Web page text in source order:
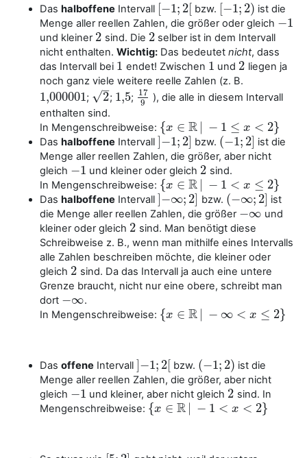
Das halboffene Intervall [−1; 2[
−1;2 [ bzw. [−1; 2)
−1;2 )
ist die
Menge aller reellen Zahlen, die größer oder gleich −1
−1
und kleiner 2
2 sind. Die 2
2 selber ist in dem Intervall
nicht enthalten. Wichtig: Das bedeutet nicht, dass
das Intervall bei 1
1 endet! Zwischen 1
1 und 2
2 liegen ja
noch ganz viele weitere reelle Zahlen (z. B.
1,000001
1,000001 ; 2
–
√
2 ; 1,5
1,5 ; 17
9
179 ), die alle in diesem Intervall
enthalten sind.
In Mengenschreibweise: {x ∈ R | − 1 ≤ x < 2}
{x∈ R| −1 x< 2}
Das halboffene Intervall ]−1; 2]
−1;2 ] bzw. (−1; 2]
( −1;2 ]
ist die
Menge aller reellen Zahlen, die größer, aber nicht
gleich −1
−1 und kleiner oder gleich 2
2 sind.
In Mengenschreibweise: {x ∈ R | − 1 < x ≤ 2}
{x∈ R| −1 x≤ 2}
Das halboffene Intervall ]−∞; 2]
−∞;2 ] bzw. (−∞; 2]
( −∞;2]
ist
die Menge aller reellen Zahlen, die größer −∞
−∞
und
kleiner oder gleich 2
2 sind. Man benötigt diese
Schreibweise z. B., wenn man mithilfe eines Intervalls
alle Zahlen beschreiben möchte, die kleiner oder
gleich 2
2 sind. Da das Intervall ja auch eine untere
Grenze braucht, nicht nur eine obere, schreibt man
dort −∞
−∞ .
In Mengenschreibweise: {x ∈ R | − ∞ < x ≤ 2}
{x∈ R| −∞ <x≤2}
Das offene Intervall ]−1; 2[
−1;2 [ bzw. (−1; 2)
( −1;2 )
ist die
Menge aller reellen Zahlen, die größer, aber nicht
gleich −1
−1 und kleiner, aber nicht gleich 2
2 sind. In
Mengenschreibweise: {x ∈ R | − 1 < x < 2}
{x∈ R| −1 x< 2}